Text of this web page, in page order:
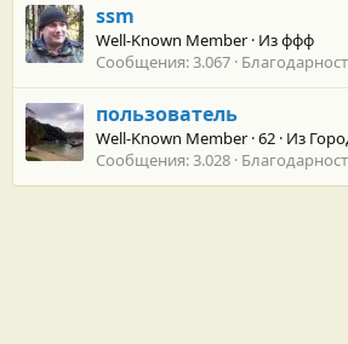
ssm
Well-Known Member · Изффф
Сообщения 3.067
пользователь
Well-Known Member ·62 · Из
Сообщения 3.028